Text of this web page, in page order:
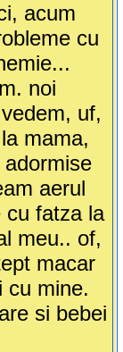
acum
cu
noi
uf,
mama,
aerul
cu fatza la
meu.. of,
macar
cu mine.
si bebei